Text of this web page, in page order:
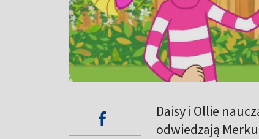
Daisy i Ollie
odwiedzają